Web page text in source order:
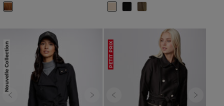
Nouvelle Collection
Previous Next
PETIT PRIX
Previous Next